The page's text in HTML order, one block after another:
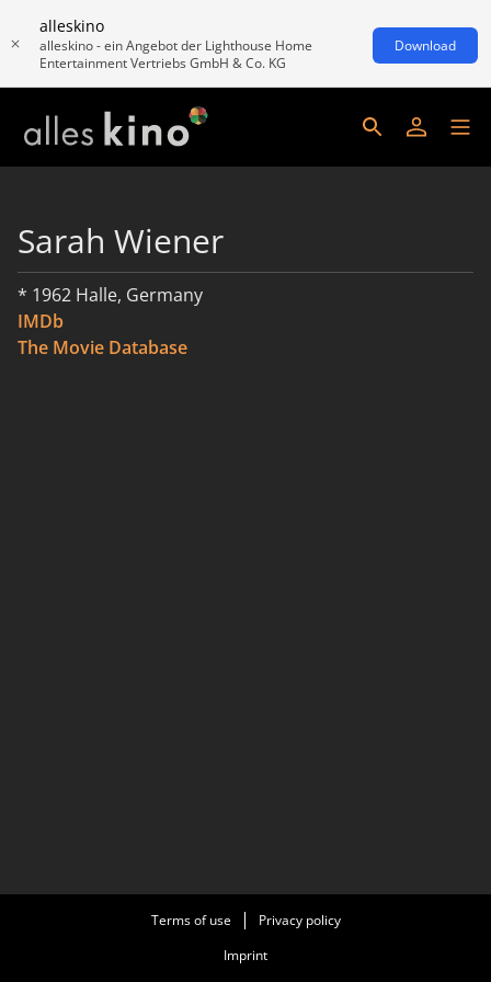
alleskino
alleskino - ein Angebot der Lighthouse Home
Entertainment Vertriebs GmbH & Co. KG
Download
Sarah Wiener
* 1962 Halle, Germany
IMDb
The Movie Database
Terms of use
Privacy policy
Imprint